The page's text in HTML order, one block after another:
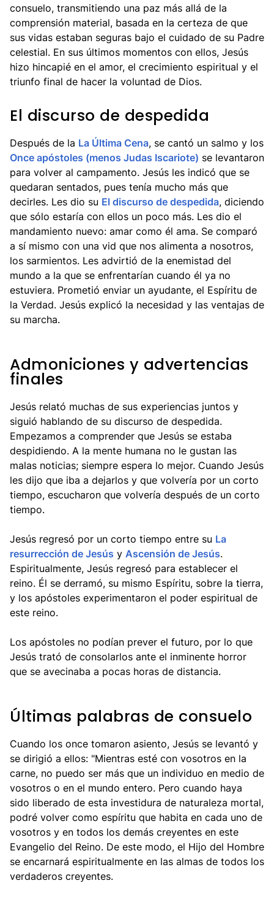
consuelo, transmitiendo una paz más allá de la
comprensión material, basada en la certeza de que
sus vidas estaban seguras bajo el cuidado de su Padre
celestial. En sus últimos momentos con ellos, Jesús
hizo hincapié en el amor, el crecimiento espiritual y el
triunfo final de hacer la voluntad de Dios.
El discurso de despedida
Después de la La Última Cena, se cantó un salmo y los
Once apóstoles (menos Judas Iscariote) se levantaron
para volver al campamento. Jesús les indicó que se
quedaran sentados, pues tenía mucho más que
decirles. Les dio su El discurso de despedida, diciendo
que sólo estaría con ellos un poco más. Les dio el
mandamiento nuevo: amar como él ama. Se comparó
a sí mismo con una vid que nos alimenta a nosotros,
los sarmientos. Les advirtió de la enemistad del
mundo a la que se enfrentarían cuando él ya no
estuviera. Prometió enviar un ayudante, el Espíritu de
la Verdad. Jesús explicó la necesidad y las ventajas de
su marcha.
Admoniciones y advertencias
finales
Jesús relató muchas de sus experiencias juntos y
siguió hablando de su discurso de despedida.
Empezamos a comprender que Jesús se estaba
despidiendo. A la mente humana no le gustan las
malas noticias; siempre espera lo mejor. Cuando Jesús
les dijo que iba a dejarlos y que volvería por un corto
tiempo, escucharon que volvería después de un corto
tiempo.
Jesús regresó por un corto tiempo entre su La
resurrección de Jesús y Ascensión de Jesús.
Espiritualmente, Jesús regresó para establecer el
reino. Él se derramó, su mismo Espíritu, sobre la tierra,
y los apóstoles experimentaron el poder espiritual de
este reino.
Los apóstoles no podían prever el futuro, por lo que
Jesús trató de consolarlos ante el inminente horror
que se avecinaba a pocas horas de distancia.
Últimas palabras de consuelo
Cuando los once tomaron asiento, Jesús se levantó y
se dirigió a ellos: "Mientras esté con vosotros en la
carne, no puedo ser más que un individuo en medio de
vosotros o en el mundo entero. Pero cuando haya
sido liberado de esta investidura de naturaleza mortal,
podré volver como espíritu que habita en cada uno de
vosotros y en todos los demás creyentes en este
Evangelio del Reino. De este modo, el Hijo del Hombre
se encarnará espiritualmente en las almas de todos los
verdaderos creyentes.